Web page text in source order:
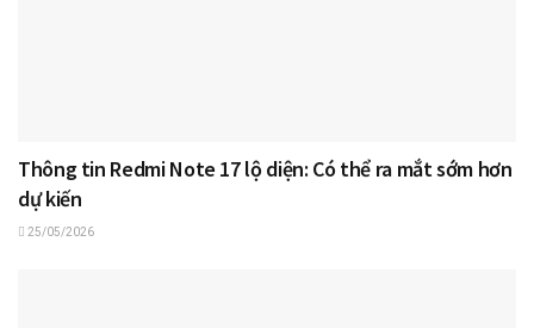
Thông tin Redmi Note 17 lộ diện: Có thể ra mắt sớm hơn
dự kiến
25/05/2026